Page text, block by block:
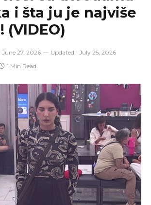
i šta ju je najviše
June 27, 2026 Updated: July 25, 2026
1 Min Read